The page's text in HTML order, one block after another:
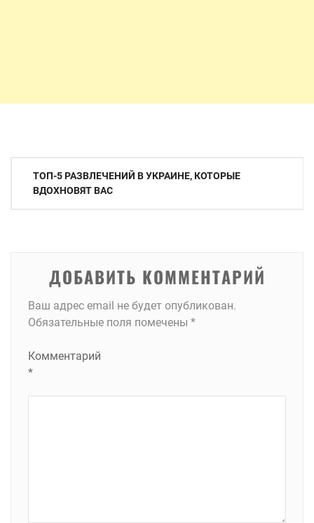
Навигация
ТОП-5 РАЗВЛЕЧЕНИЙ В УКРАИНЕ, КОТОРЫЕ
ВДОХНОВЯТ ВАС
ДОБАВИТЬ КОММЕНТАРИЙ
Ваш адрес email не будет опубликован.
Обязательные поля помечены *
Комментарий
*